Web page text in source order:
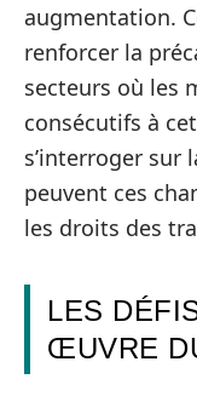
augmentation.
renforcer la
secteurs où les
consécutifs à
s’interroger sur
peuvent ces
les droits des
LES
ŒUVRE